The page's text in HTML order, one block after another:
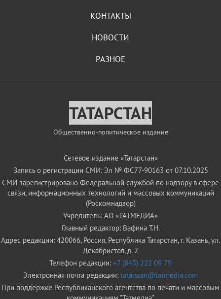
КОНТАКТЫ
НОВОСТИ
РАЗНОЕ
ТАТАРСТАН
Общественно-политическое издание
Сетевое издание «Татарстан»
Запись о регистрации СМИ: Эл № ФС77-90163 от 07.10.2025
СМИ зарегистрировано Федеральной службой по надзору в сфере
связи, информационных технологий и массовых коммуникаций
(Роскомнадзор)
Учредитель: АО «ТАТМЕДИА»
Главный редактор: Вафина Т.Н.
Адрес редакции: 420066, Россия, Республика Татарстан, г. Казань, ул.
Декабристов, д. 2
Телефон редакции: +7 (843) 222 09 79
Электронная почта редакции: tatarstan@tatmedia.com
При поддержке Республиканского агентства по печати и массовым